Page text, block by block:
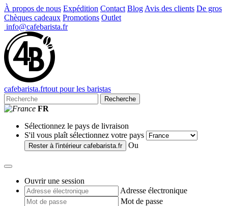
À propos de nous Expédition Contact Blog Avis des clients De gros
Chèques cadeaux Promotions Outlet
info@cafebarista.fr
cafebarista.frtout pour les baristas
Recherche
FR
Sélectionnez le pays de livraison
S'il vous plaît sélectionnez votre pays
Rester à l'intérieur cafebarista.fr Ou
Ouvrir une session
Adresse électronique
Mot de passe